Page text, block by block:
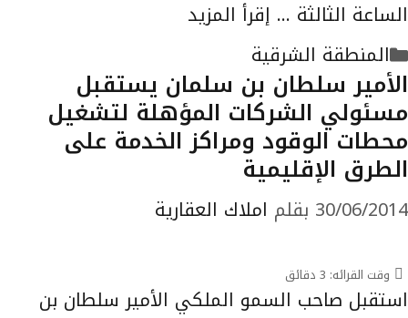
الساعة الثالثة … إقرأ المزيد
التصنيفات
المنطقة الشرقية
الأمير سلطان بن سلمان يستقبل
مسئولي الشركات المؤهلة لتشغيل
‏محطات الوقود ومراكز الخدمة على
الطرق الإقليمية
30/06/2014 بقلم املاك العقارية
وقت القرائه: 3 دقائق
استقبل صاحب السمو الملكي الأمير سلطان بن